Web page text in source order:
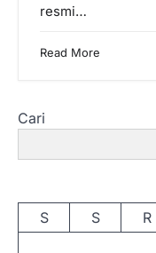
resmi…
Read More
Cari
S
S R